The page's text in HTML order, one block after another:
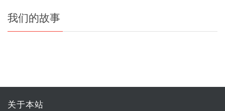
我们的故事
关于本站